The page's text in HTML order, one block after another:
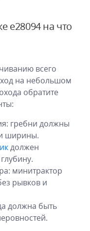
e28094 на что
всего
на небольшом
обратите
гребни должны
ширины.
должен
минитрактор
рывков и
должна быть